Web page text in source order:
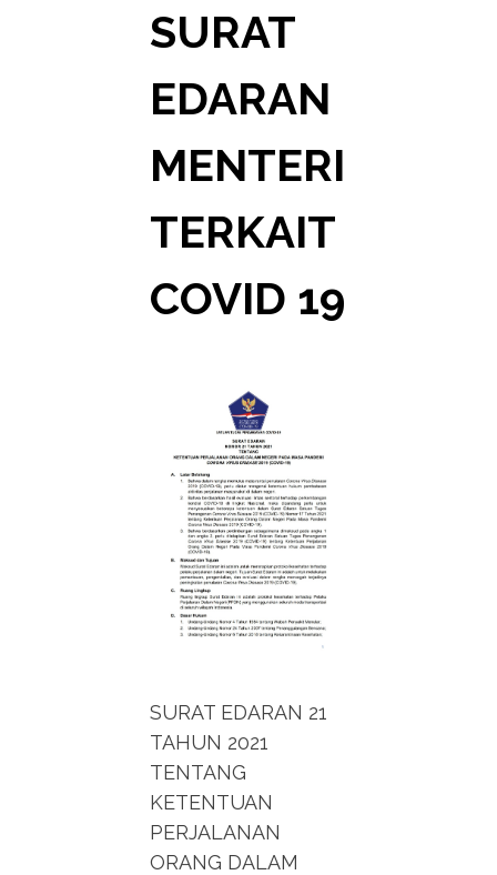
SURAT
EDARAN
MENTERI
TERKAIT
COVID 19
SURAT EDARAN 21
TAHUN 2021
TENTANG
KETENTUAN
PERJALANAN
ORANG DALAM